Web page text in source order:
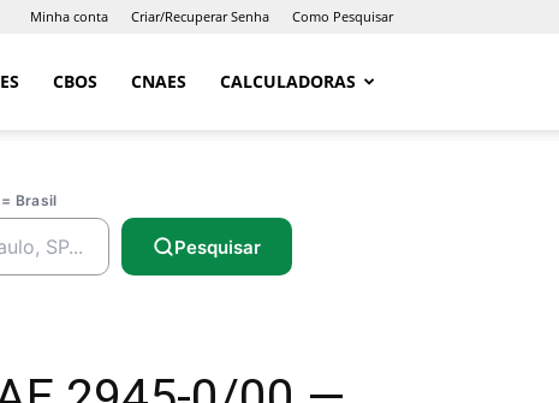
Minha conta Criar/Recuperar Senha Como Pesquisar
CBOS CNAES CALCULADORAS
Brasil
Pesquisar